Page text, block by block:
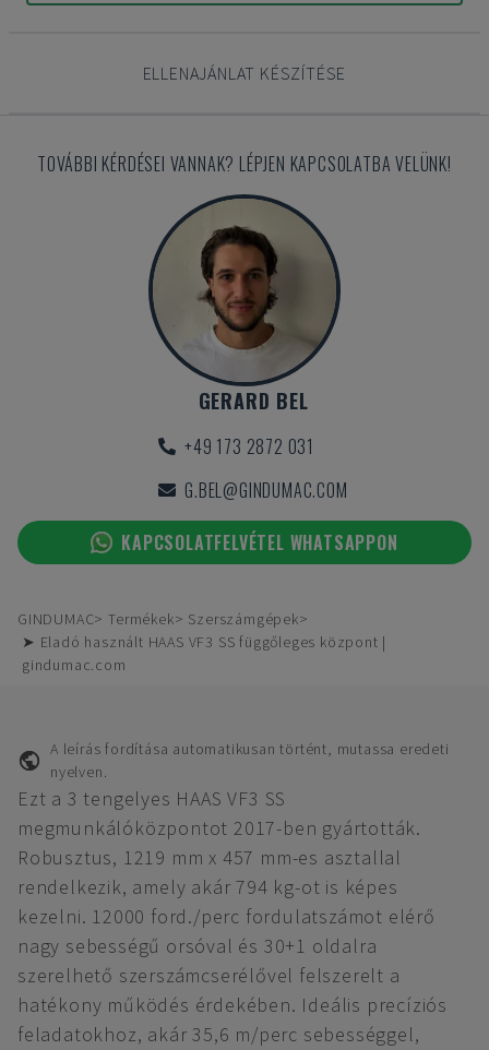
ELLENAJÁNLAT KÉSZÍTÉSE
TOVÁBBI KÉRDÉSEI VANNAK? LÉPJEN KAPCSOLATBA VELÜNK!
GERARD BEL
+49 173 2872 031
G.BEL@GINDUMAC.COM
KAPCSOLATFELVÉTEL WHATSAPPON
GINDUMAC Termékek
Szerszámgépek
➤ Eladó használt HAAS VF3 SS függőleges központ |
gindumac.com
A leírás fordítása automatikusan történt, mutassa eredeti
nyelven.
Ezt a 3 tengelyes HAAS VF3 SS
megmunkálóközpontot 2017-ben gyártották.
Robusztus, 1219 mm x 457 mm-es asztallal
rendelkezik, amely akár 794 kg-ot is képes
kezelni. 12000 ford./perc fordulatszámot elérő
nagy sebességű orsóval és 30+1 oldalra
szerelhető szerszámcserélővel felszerelt a
hatékony működés érdekében. Ideális precíziós
feladatokhoz, akár 35,6 m/perc sebességgel,